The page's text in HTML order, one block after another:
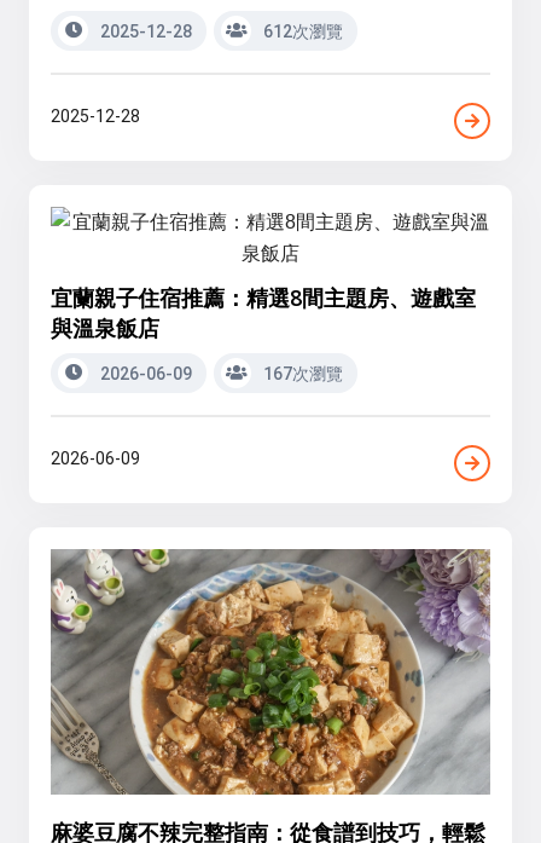
2025-12-28 612次瀏覽
2025-12-28
宜蘭親子住宿推薦：精選8間主題房、遊戲室
與溫泉飯店
2026-06-09 167次瀏覽
2026-06-09
麻婆豆腐不辣完整指南：從食譜到技巧，輕鬆